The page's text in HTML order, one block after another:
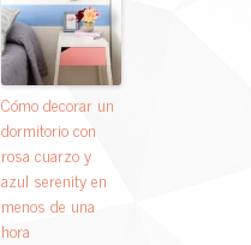
Cómo decorar un
dormitorio con
rosa cuarzo y
azul serenity en
menos de una
hora